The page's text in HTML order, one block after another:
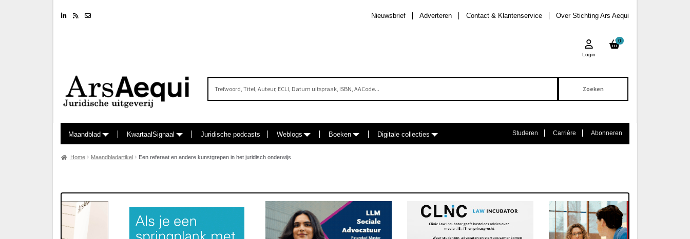
LinkedinRSS feed Over Stichting Ars Aequi
Contact & Klantenservice
Adverteren
Nieuwsbrief
0
Login
Maandblad KwartaalSignaal Juridische podcasts Weblogs Boeken Digitale collecties Studeren Carrière Abonneren
Home Maandbladartikel Een referaat en andere kunstgrepen in het juridisch onderwijs